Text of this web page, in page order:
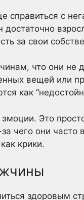
справиться с
за свои
что они не
вещей или
как
Это
чего они часто
крики.
здоровым